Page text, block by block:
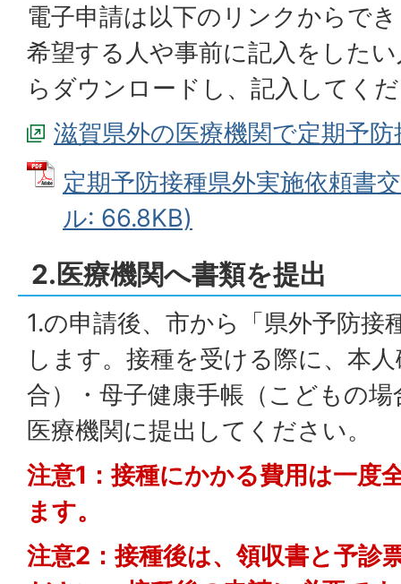
電子申請は以下のリンクからで
希望する人や事前に記入をした
らダウンロードし、記入してく
滋賀県外の医療機関で定期予
定期予防接種県外実施依頼書
ル: 66.8KB)
2.医療機関へ書類を提出
1.の申請後、市から「県外予防接
します。接種を受ける際に、本
合）・母子健康手帳（こどもの
医療機関に提出してください。
注意1：接種にかかる費用は一度
ます。
注意2：接種後は、領収書と予診